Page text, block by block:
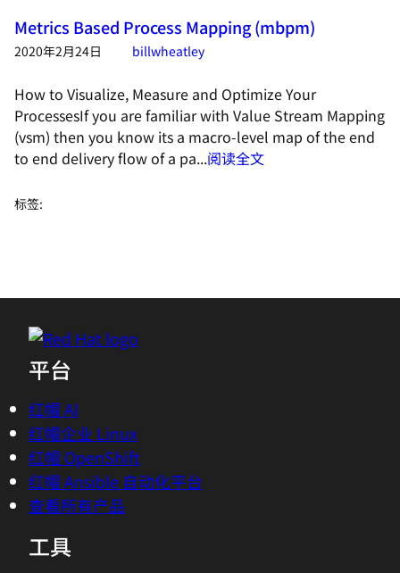
Metrics Based Process Mapping (mbpm)
2020年2月24日 billwheatley
How to Visualize, Measure and Optimize Your
ProcessesIf you are familiar with Value Stream Mapping
(vsm) then you know its a macro-level map of the end
to end delivery flow of a pa...阅读全文
标签:
平台
红帽 AI
红帽企业 Linux
红帽 OpenShift
红帽 Ansible 自动化平台
查看所有产品
工具